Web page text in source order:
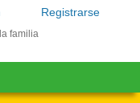
Registrarse
familia